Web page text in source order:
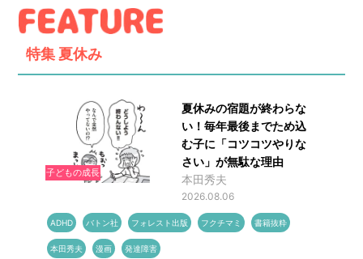
特集 夏休み
子どもの成長
夏休みの宿題が終わらな
い！毎年最後までため込
む子に「コツコツやりな
さい」が無駄な理由
本田秀夫
2026.08.06
ADHD バトン社 フォレスト出版 フクチマミ 書籍抜粋
本田秀夫 漫画 発達障害